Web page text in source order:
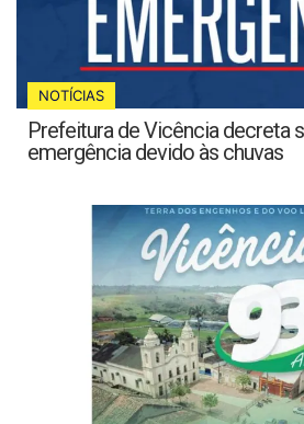
NOTÍCIAS
Prefeitura de Vicência decreta
emergência devido às chuvas